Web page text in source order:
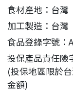
食材產地：台灣
加工製造：台灣
食品登錄字號：
投保產品責任險
(投保地區限於
金額)